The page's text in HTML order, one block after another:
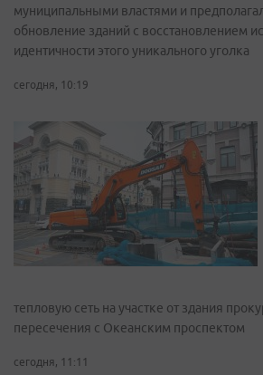
муниципальными властями и
обновление зданий с восстановлением
идентичности этого уникального уголка
сегодня, 10:19
тепловую сеть на участке от здания
пересечения с Океанским проспектом
сегодня, 11:11